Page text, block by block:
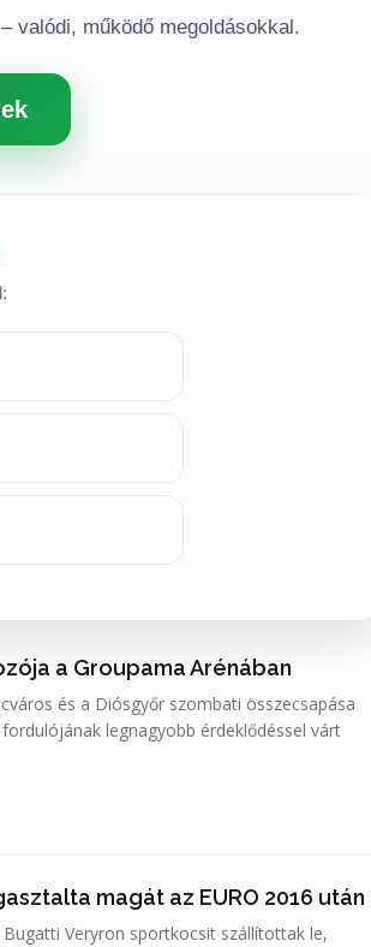
valódi, működő megoldásokkal.
a Groupama Arénában
és a Diósgyőr szombati összecsapása
legnagyobb érdeklődéssel várt
magát az EURO 2016 után
Veryron sportkocsit szállítottak le,